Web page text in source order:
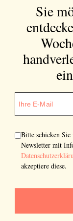
Sie
Bitte schicken
Newsletter mit
akzeptiere diese.
neuen
zur